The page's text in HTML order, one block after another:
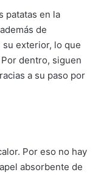
patatas en la
de
exterior, lo que
dentro, siguen
a su paso por
Por eso no hay
absorbente de